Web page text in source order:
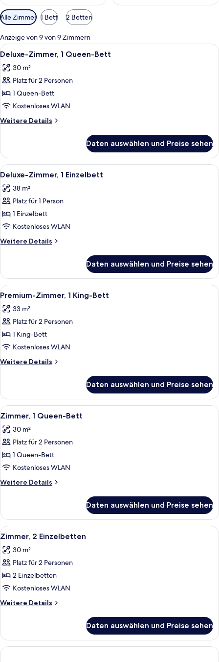
Verfügbare
Filter
für
Zimmer
Alle Zimmer 1 Bett 2 Betten
Anzeige von 9 von 9 Zimmern
Alle
Fotos
für
Deluxe-
Zimmer,
1
Queen-
Bett
Ein modernes Hotelzimmer mit
10
Deluxe-Zimmer, 1 Queen-Bett
30 m²
Platz für 2 Personen
1 Queen-Bett
Kostenloses WLAN
Weitere Details
Weitere
Zimmer,
Queen-
Daten auswählen und Preise sehen
Alle
Fotos
für
Deluxe-
Zimmer,
1 Einzelbett
anzeigen
Ein Hotelzimmer mit einem großen
6
Deluxe-Zimmer, 1 Einzelbett
38 m²
Platz für 1 Person
1 Einzelbett
Kostenloses WLAN
Weitere Details
Weitere
Zimmer,
1 Einzelbett
Daten auswählen und Preise sehen
Alle
Fotos
für
Premium-
Zimmer,
1 King-
Bett
anzeigen
Ein modernes Hotelzimmer mit einer
6
Premium-Zimmer, 1 King-Bett
33 m²
Platz für 2 Personen
1 King-Bett
Kostenloses WLAN
Weitere Details
Weitere
Zimmer,
1 King-
Bett
Daten auswählen und Preise sehen
Alle
Fotos
für
Zimmer,
1
Queen-
Bett
anzeigen
Ein Hotelzimmer mit einem großen
11
Zimmer, 1 Queen-Bett
30 m²
Platz für 2 Personen
1 Queen-Bett
Kostenloses WLAN
Weitere Details
Weitere
1
Queen-
Bett
Daten auswählen und Preise sehen
Alle
Fotos
für
Zimmer,
2 Einzelbetten
anzeigen
Ein Hotelzimmer mit zwei Betten,
8
Zimmer, 2 Einzelbetten
30 m²
Platz für 2 Personen
2 Einzelbetten
Kostenloses WLAN
Weitere Details
Weitere
2 Einzelbetten
Daten auswählen und Preise sehen